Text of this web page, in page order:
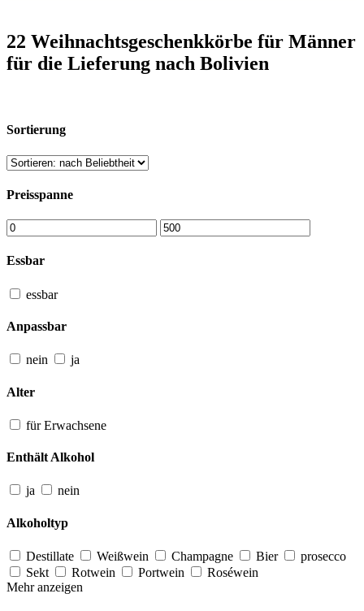
22 Weihnachtsgeschenkkörbe für Männer
für die Lieferung nach Bolivien
Sortierung
Preisspanne
Essbar
essbar
Anpassbar
nein ja
Alter
für Erwachsene
Enthält Alkohol
ja nein
Alkoholtyp
Destillate Weißwein Champagne Bier
prosecco
Sekt
Rotwein Portwein
Roséwein
Mehr anzeigen